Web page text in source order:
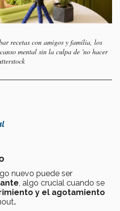
recetas con amigos y familia, los
mental sin la culpa de 'no hacer
nuevo puede ser
, algo crucial cuando se
y el agotamiento
.